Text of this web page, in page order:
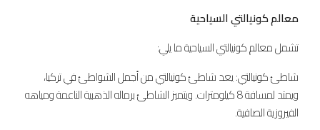
معالم كونيالتي السياحية
تشمل معالم كونيالتي السياحية ما يلي:
شاطئ كونيالتي: يعد شاطئ كونيالتي من أجمل الشواطئ في تركيا،
ويمتد لمسافة 8 كيلومترات. ويتميز الشاطئ برماله الذهبية الناعمة ومياهه
الفيروزية الصافية.